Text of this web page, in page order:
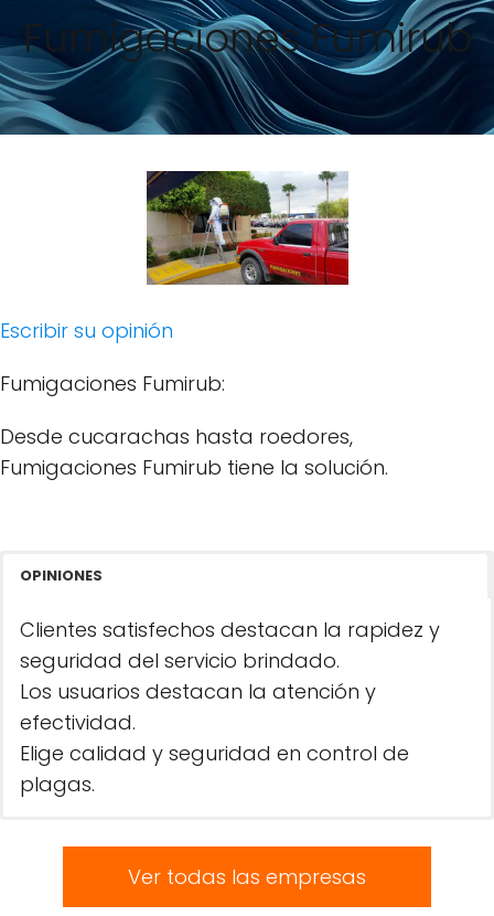
Fumigaciones Fumirub
Escribir su opinión
Fumigaciones Fumirub:
Desde cucarachas hasta roedores,
Fumigaciones Fumirub tiene la solución.
OPINIONES
Clientes satisfechos destacan la rapidez y
seguridad del servicio brindado.
Los usuarios destacan la atención y
efectividad.
Elige calidad y seguridad en control de
plagas.
Ver todas las empresas